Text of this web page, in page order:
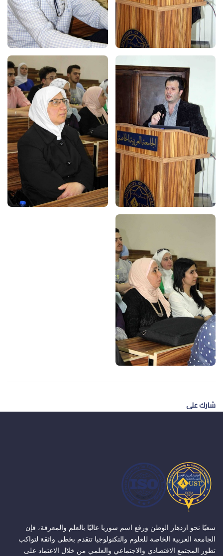
شارك على
سعيًا نحو ازدهار الوطن ورفع اسم سوريا عاليًا بالعلم والمعرفة، فإن
الجامعة العربية الخاصة للعلوم والتكنولوجيا تتقدم بخطى واثقة لتواكب
تطور المجتمع الاقتصادي والاجتماعي والعلمي من خلال الاعتماد على